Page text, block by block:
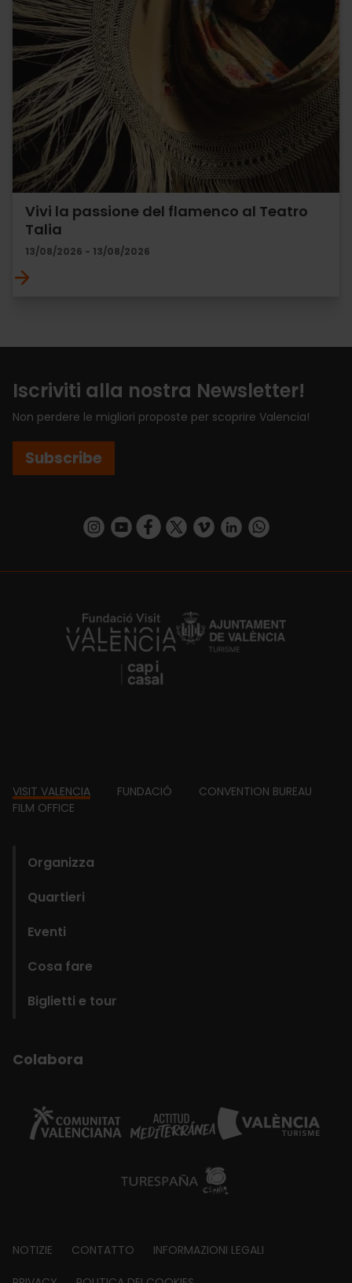
Vivi la passione del flamenco al Teatro
Talia
13/08/2026 - 13/08/2026
Iscriviti alla nostra Newsletter!
Non perdere le migliori proposte per scoprire Valencia!
Subscribe
https://www.instagram.com/visit_valencia/
https://www.youtube.com/user/
https://www.facebook.com/
https://twitter.com/VisitaValencia
https://vimeo.com/
https://www.linkedin.com/company/turismo-valencia/https://api.whatsapp.com/send/
https://fundacion.visitvalencia.com/
Footer
VISIT VALENCIA FUNDACIÓ
CONVENTION BUREAU
FILM OFFICE
Organizza
Quartieri
Eventi
Cosa fare
Biglietti e tour
Colabora
Footer
NOTIZIE CONTATTO INFORMAZIONI LEGALI